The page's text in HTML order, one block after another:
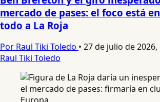
mercado de pases: el foco está
todo a La Roja
Por Raul Tiki Toledo • 27 de julio de 2026,
Raul Tiki Toledo